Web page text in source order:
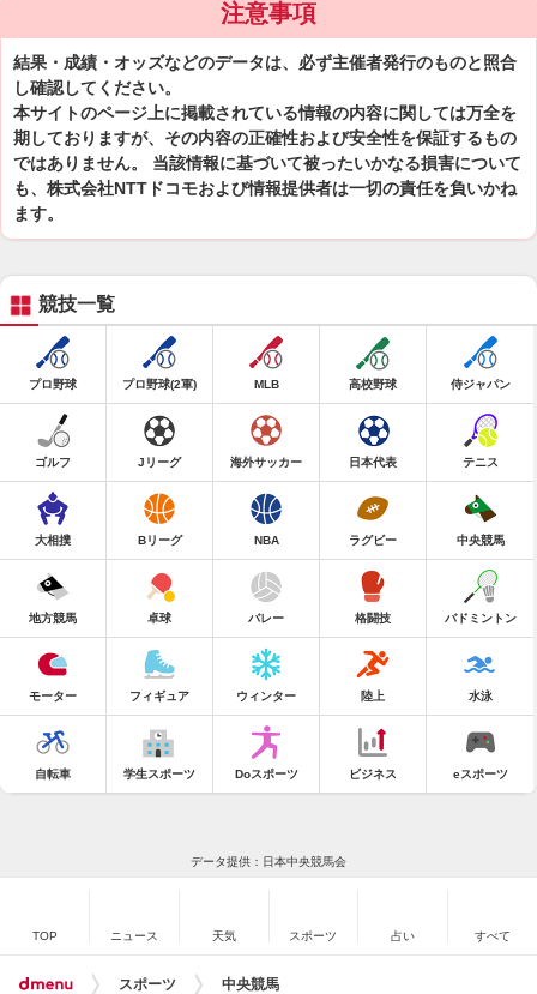
注意事項
結果・成績・オッズなどのデータは、必ず主催者発行のものと照合
し確認してください。
本サイトのページ上に掲載されている情報の内容に関しては万全を
期しておりますが、その内容の正確性および安全性を保証するもの
ではありません。 当該情報に基づいて被ったいかなる損害について
も、株式会社NTTドコモおよび情報提供者は一切の責任を負いかね
ます。
競技一覧
プロ野球 プロ野球(2軍) MLB 高校野球 侍ジャパン
ゴルフ Jリーグ 海外サッカー 日本代表 テニス
大相撲 Bリーグ NBA ラグビー 中央競馬
地方競馬 卓球 バレー 格闘技 バドミントン
モーター フィギュア ウィンター 陸上 水泳
自転車 学生スポーツ Doスポーツ ビジネス eスポーツ
データ提供：日本中央競馬会
TOP ニュース 天気 スポーツ 占い すべて
スポーツ 中央競馬